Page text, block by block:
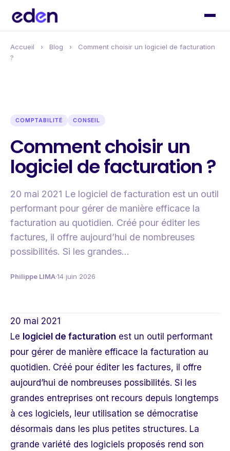
Accueil › Blog ›
Comment choisir un logiciel de facturation
?
COMPTABILITÉ CONSEIL
Comment choisir un
logiciel de facturation ?
20 mai 2021 Le logiciel de facturation est un outil
performant pour gérer de manière efficace la
facturation au quotidien. Créé pour éditer les
factures, il offre aujourd’hui de nombreuses
possibilités. Si les grandes…
Philippe LIMA·14 juin 2026
20 mai 2021
Le logiciel de facturation est un outil performant
pour gérer de manière efficace la facturation au
quotidien. Créé pour éditer les factures, il offre
aujourd’hui de nombreuses possibilités. Si les
grandes entreprises ont recours depuis longtemps
à ces logiciels, leur utilisation se démocratise
désormais dans les plus petites structures. La
grande variété des logiciels proposés rend son